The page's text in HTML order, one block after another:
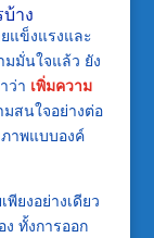
าง
แข็งแรงและ
มมั่นใจแล้ว ยัง
ว่า เพิ่มความ
สนใจอย่างต่อ
าพแบบองค์
ยงอย่างเดียว
ทั้งการออก